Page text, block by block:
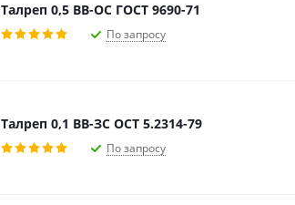
Талреп 0,5 ВВ-ОС ГОСТ 9690-71
По запросу
Талреп 0,1 ВВ-ЗС ОСТ 5.2314-79
По запросу